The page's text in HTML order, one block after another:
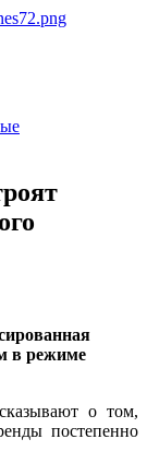
в режиме
о том,
постепенно